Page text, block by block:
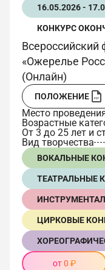
16.05.2026 -
КОНКУРС
Всероссийский
«Ожерелье
(Онлайн)
ПОЛОЖЕНИЕ
Место
Возрастные
От 3 до 25 лет и
Вид творчества
ВОКАЛЬНЫЕ
ТЕАТРАЛЬНЫЕ
ЦИРКОВЫЕ
от 0 ₽